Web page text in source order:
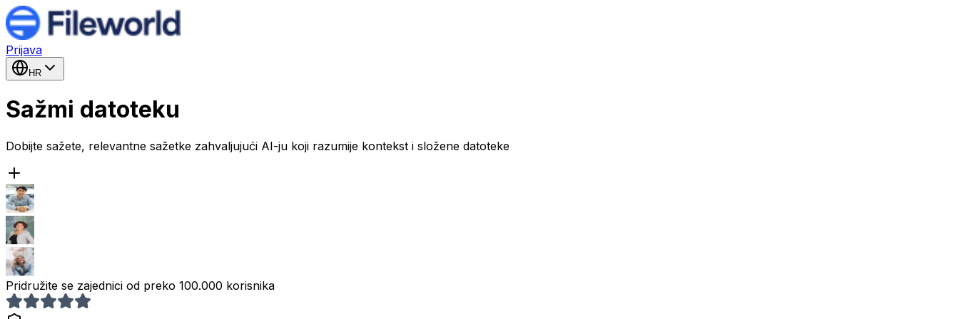
Prijava
HR
Sažmi datoteku
Dobijte sažete, relevantne sažetke zahvaljujući AI-ju koji razumije kontekst i složene datoteke
Pridružite se zajednici od preko 100.000 korisnika